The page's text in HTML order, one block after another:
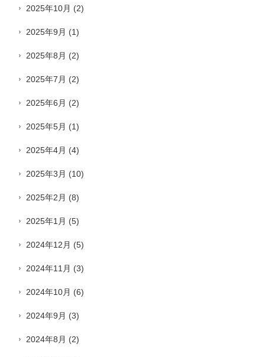
2025年10月 (2)
2025年9月 (1)
2025年8月 (2)
2025年7月 (2)
2025年6月 (2)
2025年5月 (1)
2025年4月 (4)
2025年3月 (10)
2025年2月 (8)
2025年1月 (5)
2024年12月 (5)
2024年11月 (3)
2024年10月 (6)
2024年9月 (3)
2024年8月 (2)